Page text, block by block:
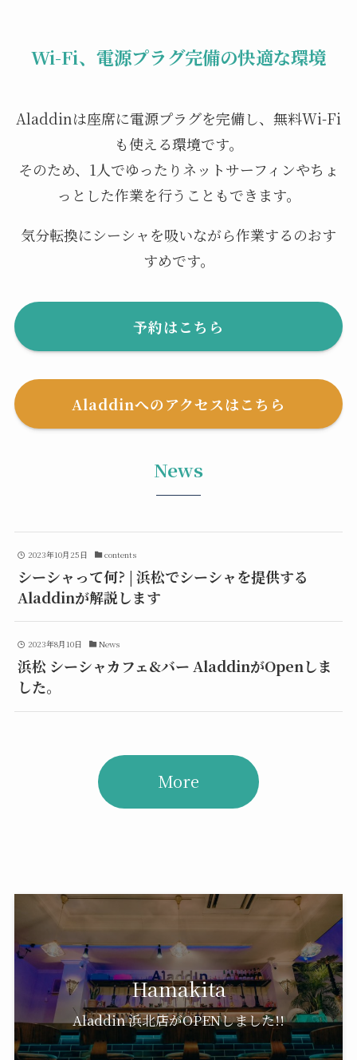
Wi-Fi、電源プラグ完備の快適な環境
Aladdinは座席に電源プラグを完備し、無料Wi-Fi
も使える環境です。
そのため、1人でゆったりネットサーフィンやちょ
っとした作業を行うこともできます。
気分転換にシーシャを吸いながら作業するのおす
すめです。
予約はこちら
Aladdinへのアクセスはこちら
News
2023年10月25日 contents
シーシャって何? | 浜松でシーシャを提供する
Aladdinが解説します
2023年8月10日 News
浜松 シーシャカフェ&バー AladdinがOpenしま
した。
More
Hamakita
Aladdin 浜北店がOPENしました!!